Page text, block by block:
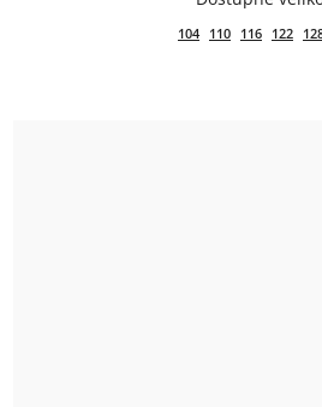
104 110 116 122